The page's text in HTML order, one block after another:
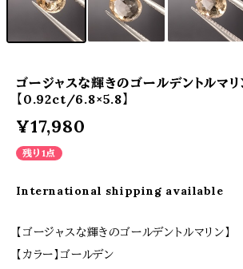
ゴージャスな輝きのゴールデントルマリ
【0.92ct/6.8×5.8】
¥17,980
残り1点
International shipping available
【ゴージャスな輝きのゴールデントルマリン】
【カラー】ゴールデン